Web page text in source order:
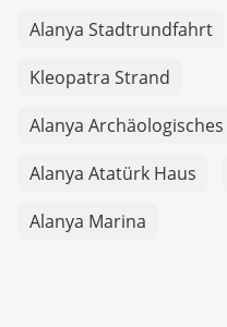
Alanya Stadtrundfahrt
Kleopatra Strand
Alanya
Alanya Atatürk Haus
Alanya Marina